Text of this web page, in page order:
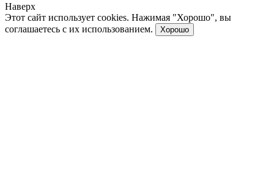
Наверх
Этот сайт использует cookies. Нажимая "Хорошо", вы
соглашаетесь с их использованием.
Хорошо